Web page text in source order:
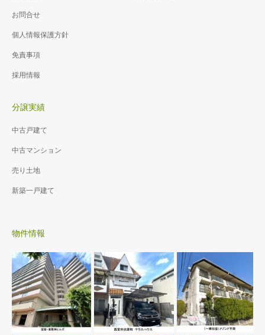
お問合せ
個人情報保護方針
免責事項
採用情報
分譲実績
中古戸建て
中古マンション
売り土地
新築一戸建て
物件情報